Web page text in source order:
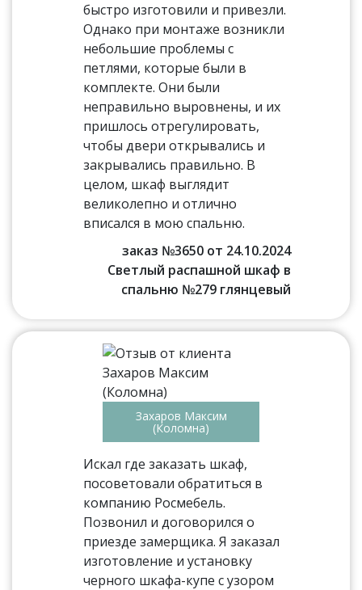
быстро изготовили и привезли.
Однако при монтаже возникли
небольшие проблемы с
петлями, которые были в
комплекте. Они были
неправильно выровнены, и их
пришлось отрегулировать,
чтобы двери открывались и
закрывались правильно. В
целом, шкаф выглядит
великолепно и отлично
вписался в мою спальню.
заказ №3650 от 24.10.2024
Светлый распашной шкаф в
спальню №279 глянцевый
Захаров Максим
(Коломна)
Искал где заказать шкаф,
посоветовали обратиться в
компанию Росмебель.
Позвонил и договорился о
приезде замерщика. Я заказал
изготовление и установку
черного шкафа-купе с узором